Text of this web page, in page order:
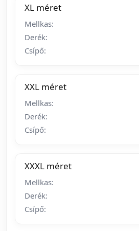
XL méret
Mellkas:
Derék:
Csípő:
XXL méret
Mellkas:
Derék:
Csípő:
XXXL méret
Mellkas:
Derék:
Csípő: